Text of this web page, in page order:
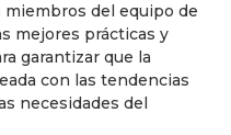
del equipo de
mejores prácticas y
garantizar que la
con las tendencias
necesidades del